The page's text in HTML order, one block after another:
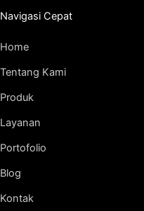
Navigasi Cepat
Home
Tentang Kami
Produk
Layanan
Portofolio
Blog
Kontak